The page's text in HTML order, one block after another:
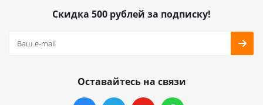
Скидка 500 рублей за подписку!
Оставайтесь на связи